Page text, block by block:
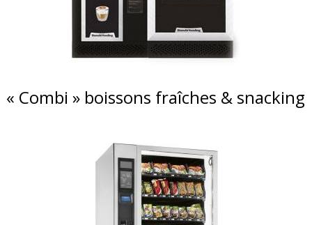
« Combi » boissons fraîches & snacking